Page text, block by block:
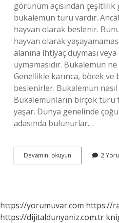
görünüm açısından
bukalemun türü vardır.
hayvan olarak beslenir.
hayvan olarak
alanına ihtiyaç duyması
uymamasıdır. Bukalemun
Genellikle karınca, böcek ve
beslenirler. Bukalemun
Bukalemunların birçok türü
yaşar. Dünya genelinde
adasında bulunurlar.…
Devamını okuyun Bukalemun
Evde
2
https://yorumuvar.com https://
https://dijitaldunyaniz.com.tr